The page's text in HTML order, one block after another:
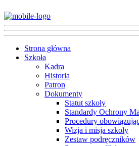
Strona główna
Szkoła
Kadra
Historia
Patron
Dokumenty
Statut szkoły
Standardy Ochrony
Procedury
Wizja i misja szkoły
Zestaw podręczników